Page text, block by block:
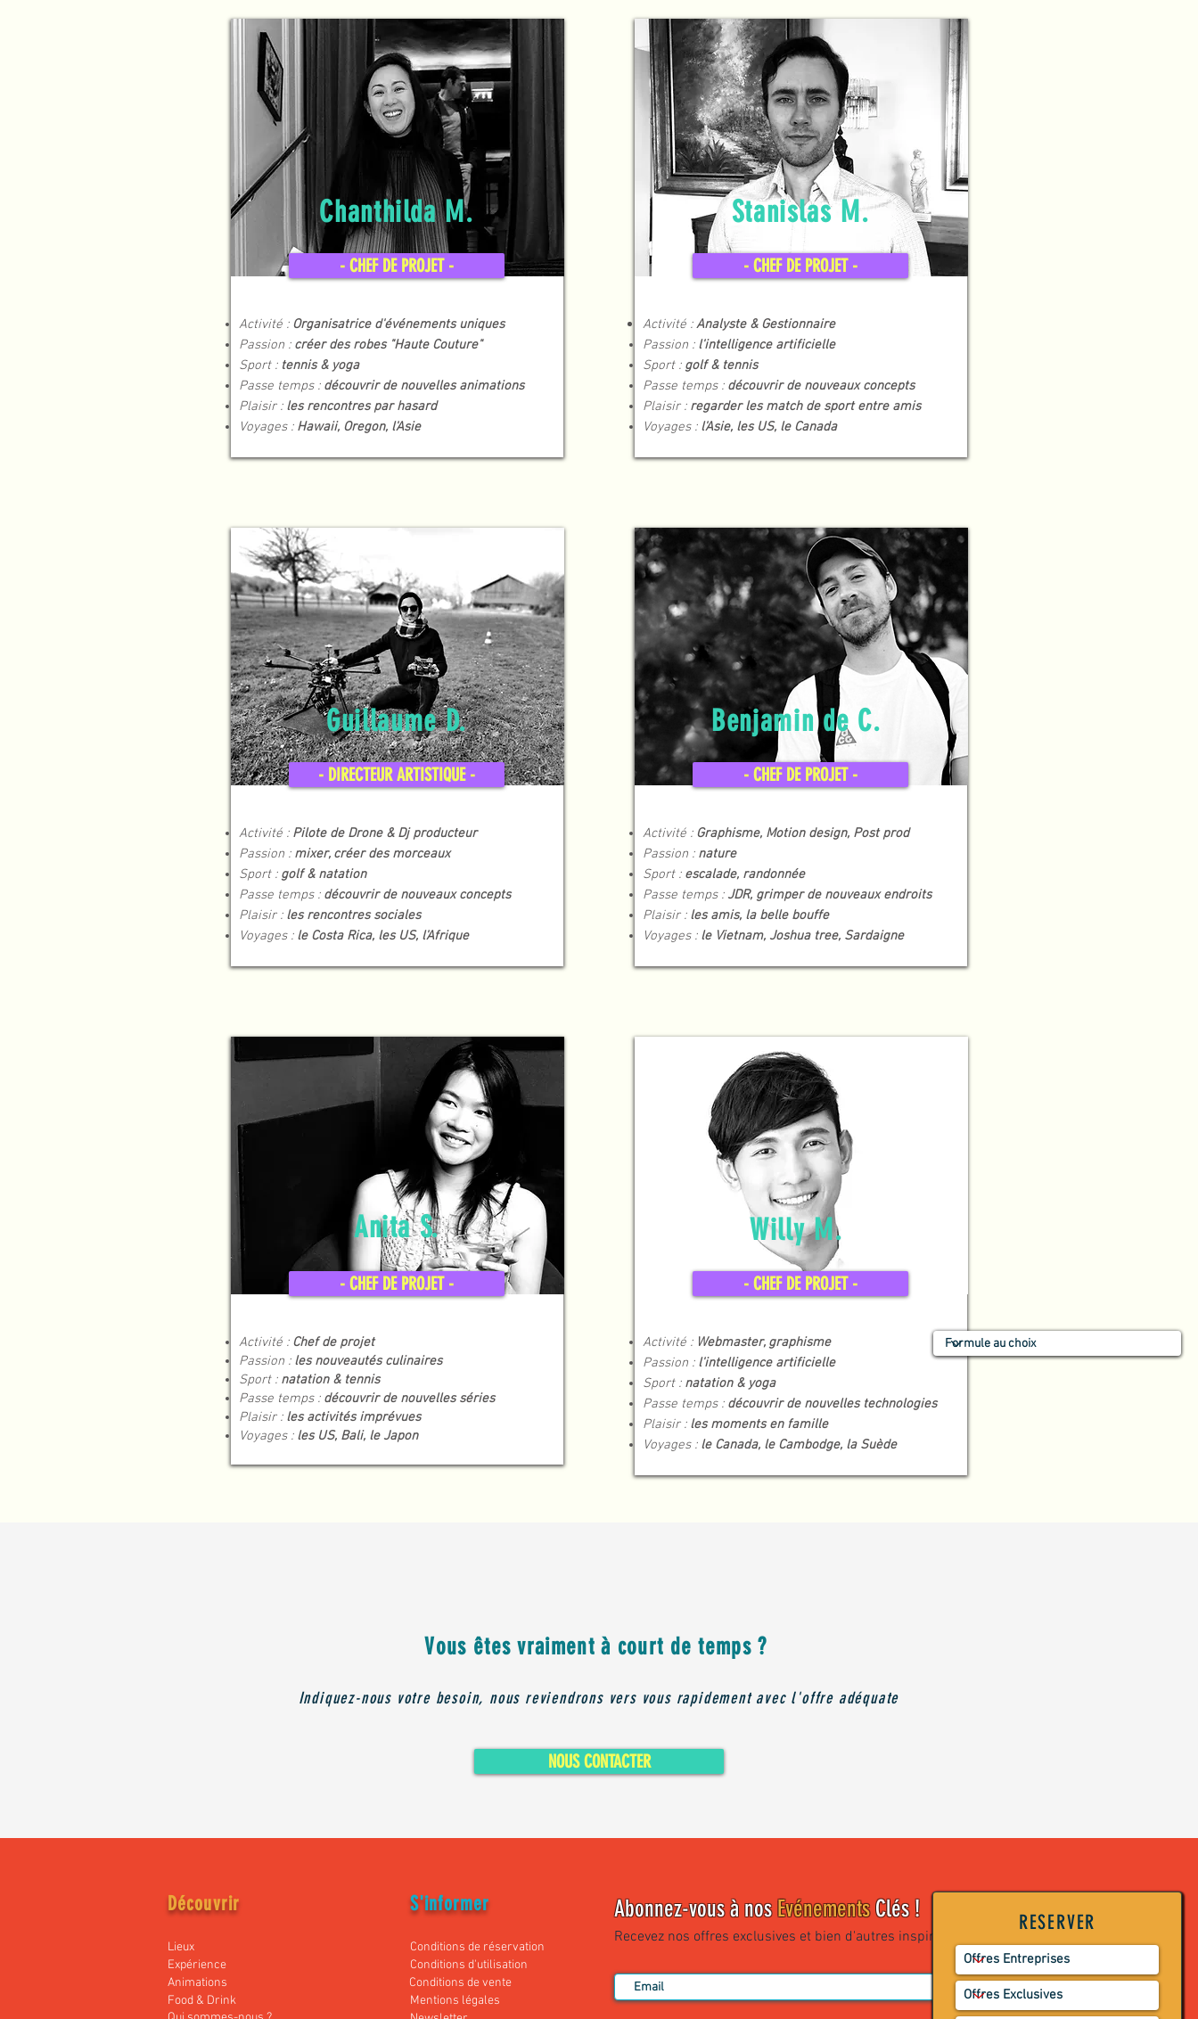
- CHEF DE PROJET -
Chanthilda M.
Activité :Organisatrice d'événements uniques
Passion :créer des robes "Haute Couture"
Sport :tennis & yoga
Passe temps :découvrir de nouvelles animations
Plaisir :les rencontres par hasard
Voyages :Hawaii, Oregon, l'Asie
- DIRECTEUR ARTISTIQUE -
Guillaume D.
Activité :Pilote de Drone & Dj producteur
Passion :mixer, créer des morceaux
Sport :golf & natation
Passe temps :découvrir de nouveaux concepts
Plaisir :les rencontres sociales
Voyages :le Costa Rica, les US, l'Afrique
- CHEF DE PROJET -
Anita S.
Activité :Chef de projet
Passion :les nouveautés culinaires
Sport :natation & tennis
Passe temps :découvrir de nouvelles séries
Plaisir :les activités imprévues
Voyages :les US, Bali, le Japon
- CHEF DE PROJET -
Stanislas M.
Activité : Analyste& Gestionnaire
Passion :l'intelligence artificielle
Sport :golf & tennis
Passe temps :découvrir de nouveaux concepts
Plaisir :regarder les match de sport entre amis
Voyages :l'Asie, les US, le Canada
- CHEF DE PROJET -
Benjamin de C.
Activité :Graphisme, Motion design, Post prod
Passion :nature
Sport :escalade, randonnée
Passe temps :JDR, grimper de nouveaux endroits
Plaisir : les amis, la belle bouffe
Voyages :le Vietnam, Joshua tree, Sardaigne
- CHEF DE PROJET -
Willy M.
Activité :Webmaster, graphisme
Passion :l'intelligence artificielle
Sport :natation & yoga
Passe temps : découvrir de nouvelles technologies
Plaisir :les moments en famille
Voyages :le Canada, le Cambodge, la Suède
Vous êtes vraiment à court de temps ?
Indiquez-nous votre besoin, nous reviendrons vers vous rapidement avec l'offre adéquate
NOUS CONTACTER
RESERVER
Découvrir
Lieux
Expérience
Animations
Food & Drink
S'informer
Conditions de réservation
Conditions d'utilisation
Conditions de vente
Mentions légales
Abonnez-vous à nosEvénementsClés !
Recevez nos offres exclusives et bien d'autres inspirations...
envoyer